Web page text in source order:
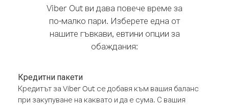
Viber Out ви дава повече време за
по-малко пари. Изберете една от
нашите гъвкави, евтини опции за
обаждания:
Кредитни пакети
Кредитът за Viber Out се добавя към вашия баланс
при закупуване на каквато и да е сума. С вашия